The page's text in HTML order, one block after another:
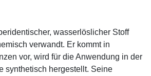
wasserlöslicher Stoff
verwandt. Er kommt in
vor, wird für die Anwendung in der
synthetisch hergestellt. Seine